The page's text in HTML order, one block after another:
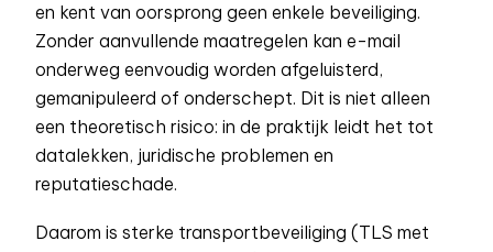
en kent van oorsprong geen enkele beveiliging.
Zonder aanvullende maatregelen kan e-mail
onderweg eenvoudig worden afgeluisterd,
gemanipuleerd of onderschept. Dit is niet alleen
een theoretisch risico: in de praktijk leidt het tot
datalekken, juridische problemen en
reputatieschade.
Daarom is sterke transportbeveiliging (TLS met